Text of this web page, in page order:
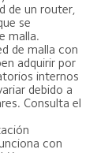
de un router,
se
malla.
de malla con
adquirir por
internos
debido a
Consulta el
con